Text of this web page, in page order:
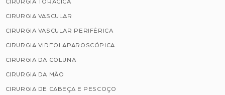
CIRURGIA TORÁCICA
CIRURGIA VASCULAR
CIRURGIA VASCULAR PERIFÉRICA
CIRURGIA VIDEOLAPAROSCÓPICA
CIRURGIA DA COLUNA
CIRURGIA DA MÃO
CIRURGIA DE CABEÇA E PESCOÇO